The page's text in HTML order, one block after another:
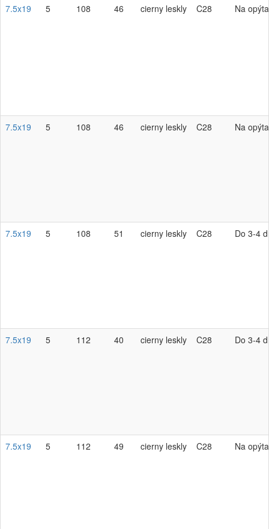
7.5x19 5 108 46 cierny leskly C28 Na
7.5x19 5 108 46 cierny leskly C28 Na
7.5x19 5 108 51 cierny leskly C28 Do 3-4
7.5x19 5 112 40 cierny leskly C28 Do 3-4
7.5x19 5 112 49 cierny leskly C28 Na